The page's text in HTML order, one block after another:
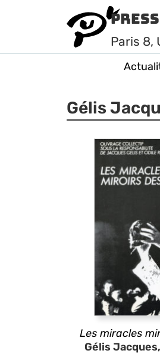
Paris 8,
Gélis
Les miracles
Gélis